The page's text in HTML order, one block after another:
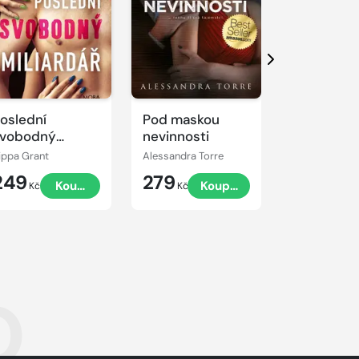
Grant
Kč Koupit
Pod maskou
nevinnosti
Alessandra Torre
279 Kč Koupit
Další